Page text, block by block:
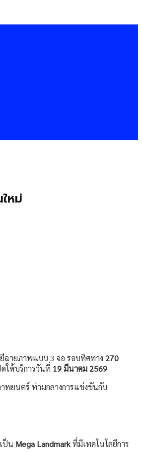
หม่
ฉายภาพแบบ 3 จอ รอบทิศทาง 270
ให้บริการวันที่ 19 มีนาคม 2569
พยนตร์ ท่ามกลางการแข่งขันกับ
ป็น Mega Landmarkที่มีเทคโนโลยีการ